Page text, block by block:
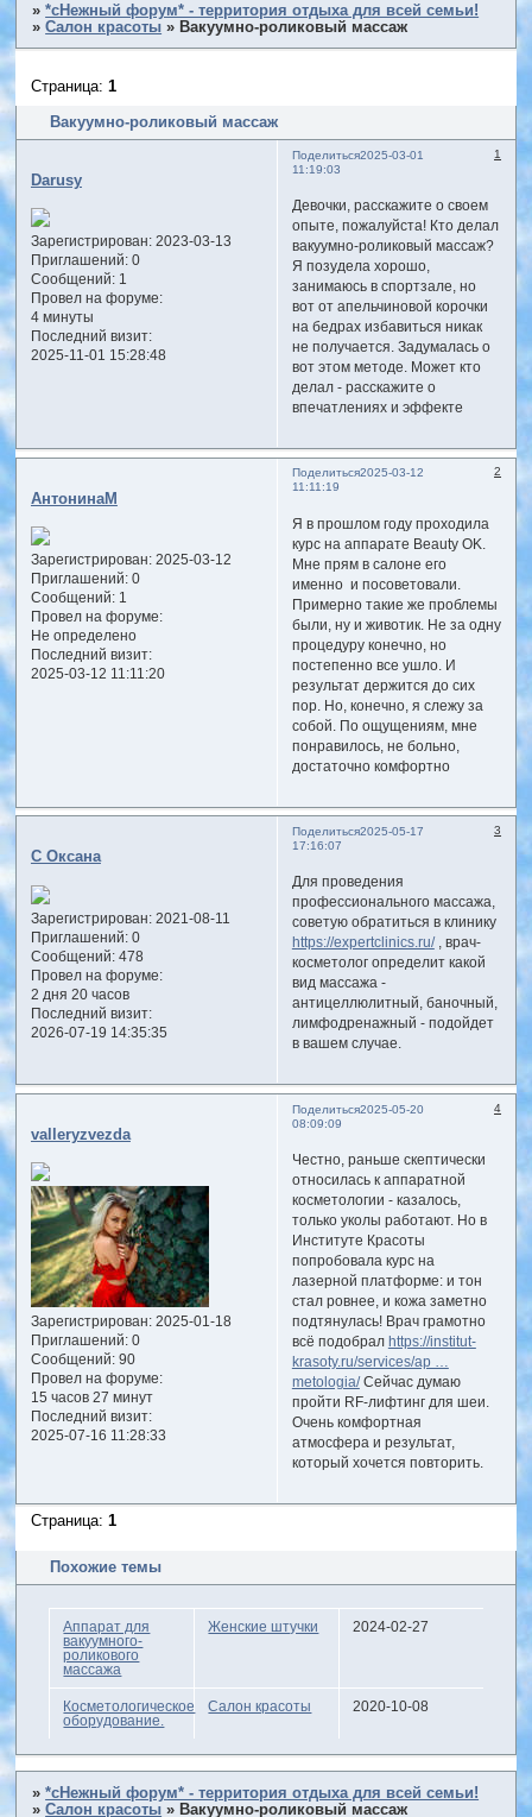
»*сНежный форум* - территория отдыха для всей семьи!
»Салон красоты » Вакуумно-роликовый массаж
Вакуумно-роликовый массаж
Страница:1
Поделиться 1
2025-03-01
11:19:03
Darusy
Зарегистрирован: 2023-03-13
Приглашений:0
Сообщений:1
Провел на форуме:
4 минуты
Последний визит:
2025-11-01 15:28:48
Девочки, расскажите о своем
опыте, пожалуйста! Кто делал
вакуумно-роликовый массаж?
Я позудела хорошо,
занимаюсь в спортзале, но
вот от апельчиновой корочки
на бедрах избавиться никак
не получается. Задумалась о
вот этом методе. Может кто
делал - расскажите о
впечатлениях и эффекте
Поделиться 2
2025-03-12
11:11:19
АнтонинаМ
Зарегистрирован: 2025-03-12
Приглашений:0
Сообщений:1
Провел на форуме:
Не определено
Последний визит:
2025-03-12 11:11:20
Я в прошлом году проходила
курс на аппарате Beauty OK.
Мне прям в салоне его
именно и посоветовали.
Примерно такие же проблемы
были, ну и животик. Не за одну
процедуру конечно, но
постепенно все ушло. И
результат держится до сих
пор. Но, конечно, я слежу за
собой. По ощущениям, мне
понравилось, не больно,
достаточно комфортно
Поделиться 3
2025-05-17
17:16:07
С Оксана
Зарегистрирован: 2021-08-11
Приглашений:0
Сообщений:478
Провел на форуме:
2 дня 20 часов
Последний визит:
2026-07-19 14:35:35
Для проведения
профессионального массажа,
советую обратиться в клинику
https://expertclinics.ru/, врач-
косметолог определит какой
вид массажа -
антицеллюлитный, баночный,
лимфодренажный - подойдет
в вашем случае.
Поделиться 4
2025-05-20
08:09:09
valleryzvezda
Зарегистрирован: 2025-01-18
Приглашений:0
Сообщений:90
Провел на форуме:
15 часов 27 минут
Последний визит:
2025-07-16 11:28:33
Честно, раньше скептически
относилась к аппаратной
косметологии - казалось,
только уколы работают. Но в
Институте Красоты
попробовала курс на
лазерной платформе: и тон
стал ровнее, и кожа заметно
подтянулась! Врач грамотно
всё подобрал https://institut-
krasoty.ru/services/ap …
metologia/Сейчас думаю
пройти RF-лифтинг для шеи.
Очень комфортная
атмосфера и результат,
который хочется повторить.
Страница:1
Похожие темы
Аппарат для
вакуумного-
роликового
массажа
Женские штучки 2024-02-27
Косметологическое
оборудование.
Салон красоты 2020-10-08
»*сНежный форум* - территория отдыха для всей семьи!
»Салон красоты » Вакуумно-роликовый массаж